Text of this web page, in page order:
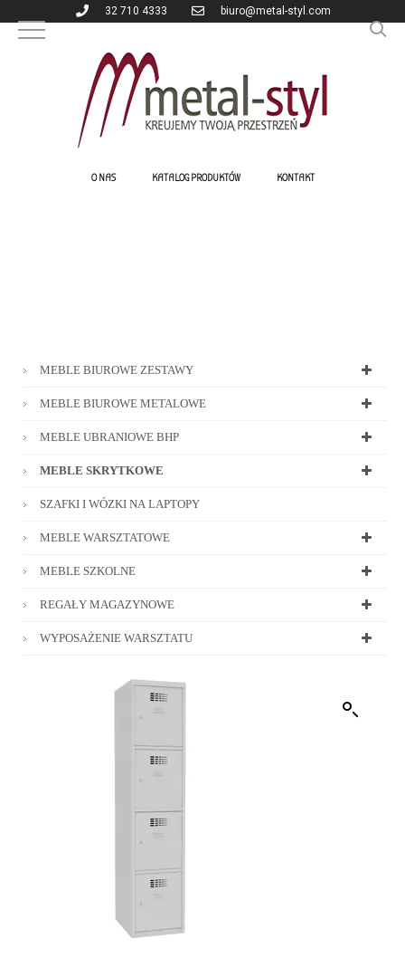
32 710 4333 biuro@metal-styl.com
O NAS KATALOG PRODUKTÓW KONTAKT
MEBLE BIUROWE ZESTAWY
MEBLE BIUROWE METALOWE
MEBLE UBRANIOWE BHP
MEBLE SKRYTKOWE
SZAFKI I WÓZKI NA LAPTOPY
MEBLE WARSZTATOWE
MEBLE SZKOLNE
REGAŁY MAGAZYNOWE
WYPOSAŻENIE WARSZTATU